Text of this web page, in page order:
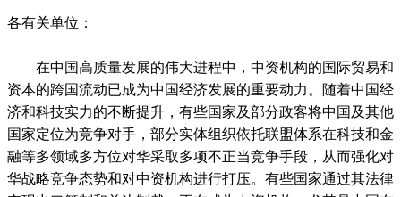
各有关单位：
在中国高质量发展的伟大进程中，中资机构的国际贸易和
资本的跨国流动已成为中国经济发展的重要动力。随着中国经
济和科技实力的不断提升，有些国家及部分政客将中国及其他
国家定位为竞争对手，部分实体组织依托联盟体系在科技和金
融等多领域多方位对华采取多项不正当竞争手段，从而强化对
华战略竞争态势和对中资机构进行打压。有些国家通过其法律